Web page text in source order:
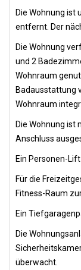
Die Wohnung ist
entfernt. Der
Die Wohnung
und 2
Wohnraum
Badausstattung
Wohnraum
Die Wohnung ist
Anschluss
Ein Personen-
Für die
Fitness-Raum
Ein
Die
überwacht.